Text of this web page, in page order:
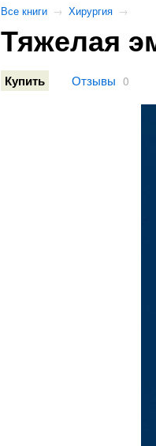
Все книги → Хирургия →
Тяжелая
Купить Отзывы 0